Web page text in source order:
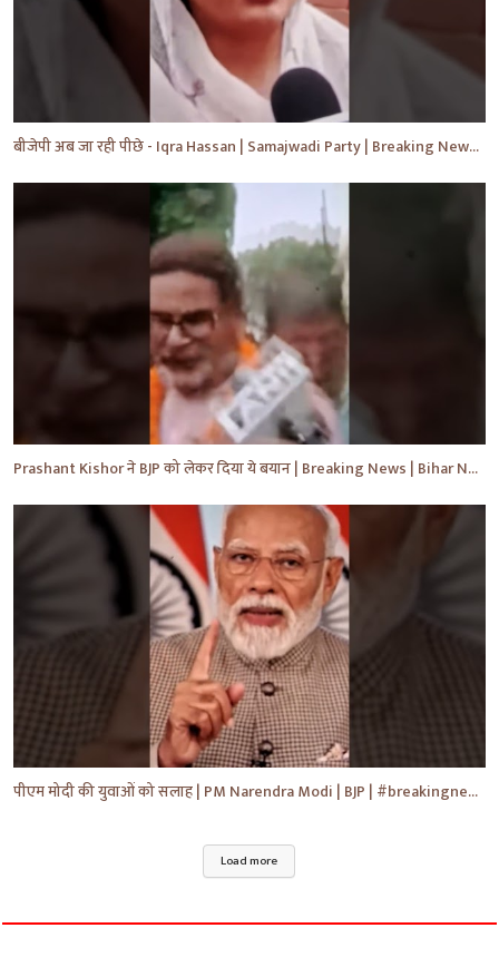
बीजेपी अब जा रही पीछे - Iqra Hassan | Samajwadi Party | Breaking News | Akhilesh Yadav |#shorts #yt
Prashant Kishor ने BJP को लेकर दिया ये बयान | Breaking News | Bihar News | #shorts #yt #biharnews
पीएम मोदी की युवाओं को सलाह | PM Narendra Modi | BJP | #breakingnews #shorts #yt #news
Load more